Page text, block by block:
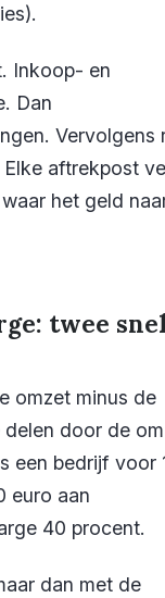
Inkoop- en
Dan
Vervolgens
aftrekpost
het geld
twee
omzet minus de
door de
een bedrijf voor
euro aan
40 procent.
dan met de